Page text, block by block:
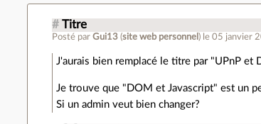
# Titre
Posté parGui13 (site web personnel ) le 05 janvier
J'aurais bien remplacé le titre par "UPnP et
Je trouve que "DOM et Javascript" est un
Si un admin veut bien changer?